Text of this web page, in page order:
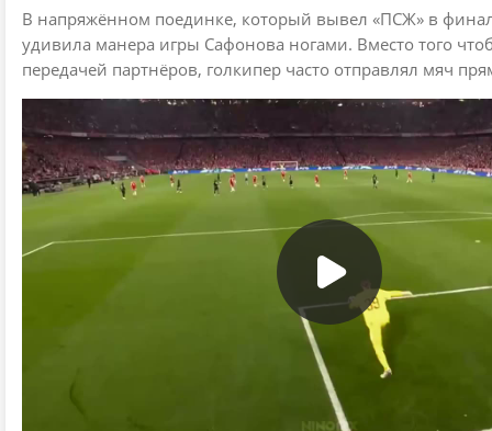
В напряжённом поединке, который вывел «ПСЖ» в
удивила манера игры Сафонова ногами. Вместо того
передачей партнёров, голкипер часто отправлял мяч